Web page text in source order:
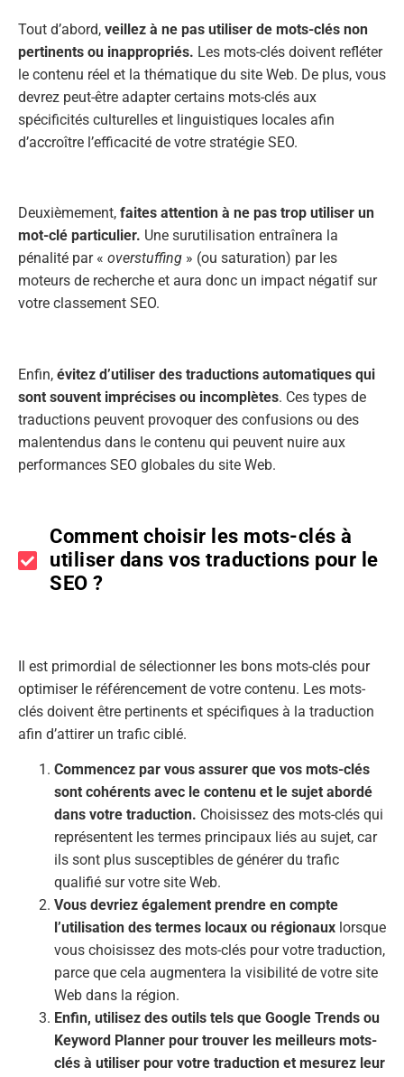
Tout d’abord, veillez à ne pas utiliser de mots-clés non
pertinents ou inappropriés. Les mots-clés doivent refléter
le contenu réel et la thématique du site Web. De plus, vous
devrez peut-être adapter certains mots-clés aux
spécificités culturelles et linguistiques locales afin
d’accroître l’efficacité de votre stratégie SEO.
Deuxièmement, faites attention à ne pas trop utiliser un
mot-clé particulier. Une surutilisation entraînera la
pénalité par « overstuffing » (ou saturation) par les
moteurs de recherche et aura donc un impact négatif sur
votre classement SEO.
Enfin, évitez d’utiliser des traductions automatiques qui
sont souvent imprécises ou incomplètes. Ces types de
traductions peuvent provoquer des confusions ou des
malentendus dans le contenu qui peuvent nuire aux
performances SEO globales du site Web.
Comment choisir les mots-clés à
utiliser dans vos traductions pour le
SEO ?
Il est primordial de sélectionner les bons mots-clés pour
optimiser le référencement de votre contenu. Les mots-
clés doivent être pertinents et spécifiques à la traduction
afin d’attirer un trafic ciblé.
Commencez par vous assurer que vos mots-clés
sont cohérents avec le contenu et le sujet abordé
dans votre traduction. Choisissez des mots-clés qui
représentent les termes principaux liés au sujet, car
ils sont plus susceptibles de générer du trafic
qualifié sur votre site Web.
Vous devriez également prendre en compte
l’utilisation des termes locaux ou régionaux lorsque
vous choisissez des mots-clés pour votre traduction,
parce que cela augmentera la visibilité de votre site
Web dans la région.
Enfin, utilisez des outils tels que Google Trends ou
Keyword Planner pour trouver les meilleurs mots-
clés à utiliser pour votre traduction et mesurez leur